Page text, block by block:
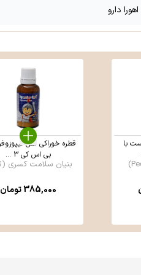
اهورا دارو
با
قطره خوراکی آهن
بی اس کی 3 ...
بنیان سلامت کسری (BS ...
385,000تومان